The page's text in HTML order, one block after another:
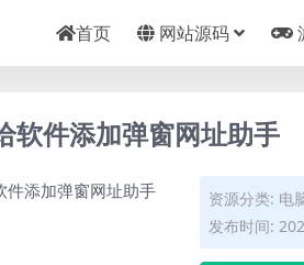
首页 网站源码
软件添加弹窗网址助手
资源分类: 电
发布时间: